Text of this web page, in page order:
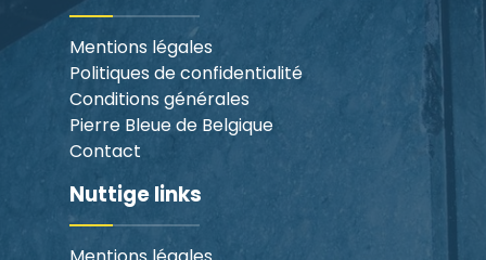
Mentions légales
Politiques de confidentialité
Conditions générales
Pierre Bleue de Belgique
Contact
Nuttige links